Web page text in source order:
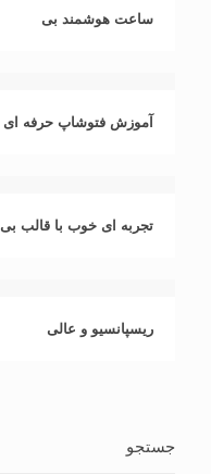
ساعت هوشمند بی
آموزش فتوشاپ حرفه ای
تجربه ای خوب با قالب بی
ریسپانسیو و عالی
جستجو